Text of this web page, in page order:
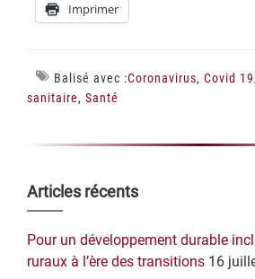
Imprimer
Balisé avec :Coronavirus, Covid 19,
sanitaire, Santé
Barre
latérale
principale
Articles récents
Pour un développement durable
ruraux à l’ère des transitions 16